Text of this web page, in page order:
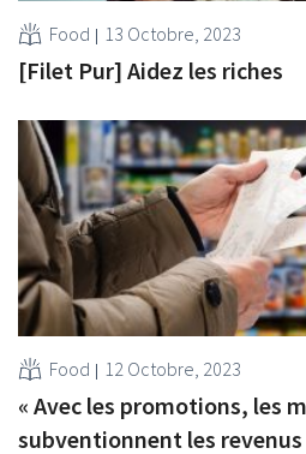
Food 13 Octobre, 2023
[Filet Pur] Aidez les riches
Food 12 Octobre, 2023
« Avec les promotions, les
subventionnent les revenus